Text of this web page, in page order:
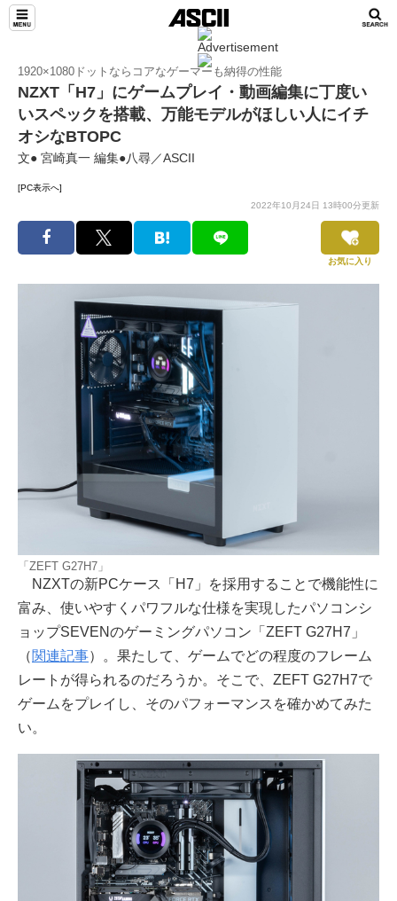
1920×1080ドットならコアなゲーマーも納得の性能
NZXT「H7」にゲームプレイ・動画編集に丁度い
いスペックを搭載、万能モデルがほしい人にイチ
オシなBTOPC
文● 宮崎真一 編集●八尋／ASCII
[PC表示へ]
2022年10月24日 13時00分更新
お気に入り
「ZEFT G27H7」
NZXTの新PCケース「H7」を採用することで機能性に
富み、使いやすくパワフルな仕様を実現したパソコンシ
ョップSEVENのゲーミングパソコン「ZEFT G27H7」
（関連記事）。果たして、ゲームでどの程度のフレーム
レートが得られるのだろうか。そこで、ZEFT G27H7で
ゲームをプレイし、そのパフォーマンスを確かめてみた
い。